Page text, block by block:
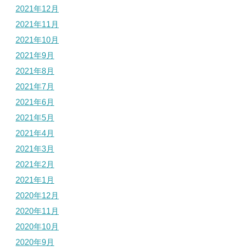
2021年12月
2021年11月
2021年10月
2021年9月
2021年8月
2021年7月
2021年6月
2021年5月
2021年4月
2021年3月
2021年2月
2021年1月
2020年12月
2020年11月
2020年10月
2020年9月